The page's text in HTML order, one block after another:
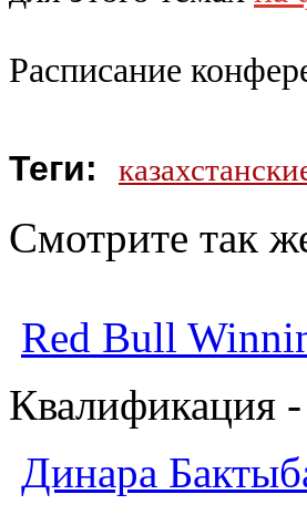
Расписание
Теги:
Смотрите так
Red Bull
Квалификация
Динара